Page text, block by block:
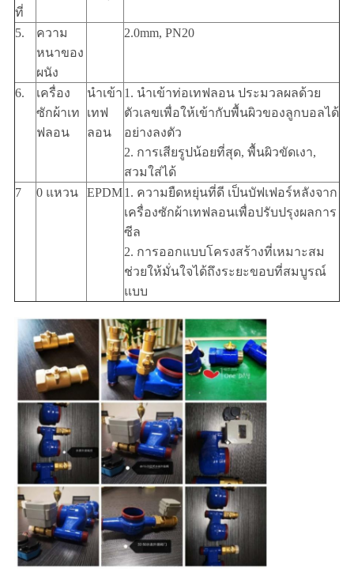
ที่
5.
ความ
หนาของ
ผนัง
2.0mm, PN20
6.
เครื่อง
ซักผ้าเท
ฟลอน
นำเข้า
เทฟ
ลอน
1. นำเข้าท่อเทฟลอน ประมวลผลด้วย
ตัวเลขเพื่อให้เข้ากับพื้นผิวของลูกบอลได้
อย่างลงตัว
2. การเสียรูปน้อยที่สุด, พื้นผิวขัดเงา,
สวมใส่ได้
7
0 แหวน EPDM1. ความยืดหยุ่นที่ดี เป็นบัฟเฟอร์หลังจาก
เครื่องซักผ้าเทฟลอนเพื่อปรับปรุงผลการ
ซีล
2. การออกแบบโครงสร้างที่เหมาะสม
ช่วยให้มั่นใจได้ถึงระยะขอบที่สมบูรณ์
แบบ